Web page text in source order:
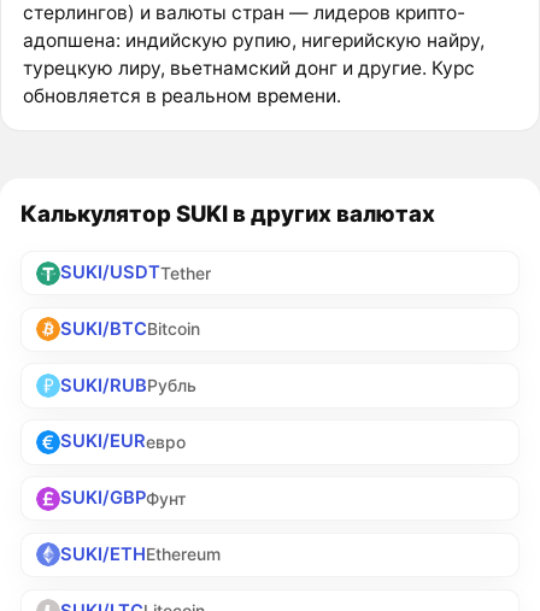
стерлингов) и валюты стран — лидеров крипто-
адопшена: индийскую рупию, нигерийскую найру,
турецкую лиру, вьетнамский донг и другие. Курс
обновляется в реальном времени.
Калькулятор SUKI в других валютах
SUKI/USDTTether
SUKI/BTCBitcoin
SUKI/RUBРубль
SUKI/EURевро
SUKI/GBPФунт
SUKI/ETHEthereum